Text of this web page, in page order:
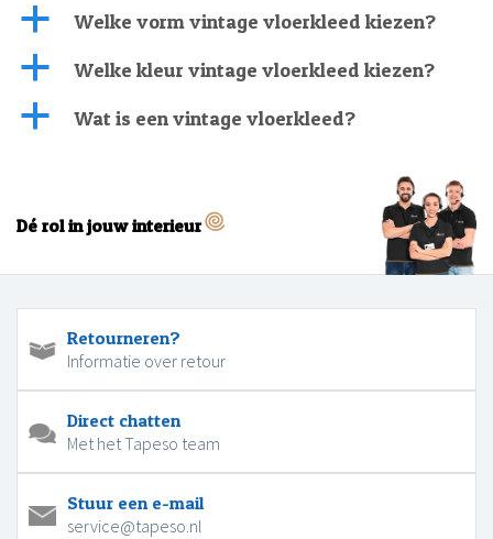
a Welke vorm vintage vloerkleed kiezen?
a Welke kleur vintage vloerkleed kiezen?
a Wat is een vintage vloerkleed?
Dé rol in jouw interieur
Retourneren?
Informatie over retour
Direct chatten
Met het Tapeso team
Stuur een e-mail
service@tapeso.nl